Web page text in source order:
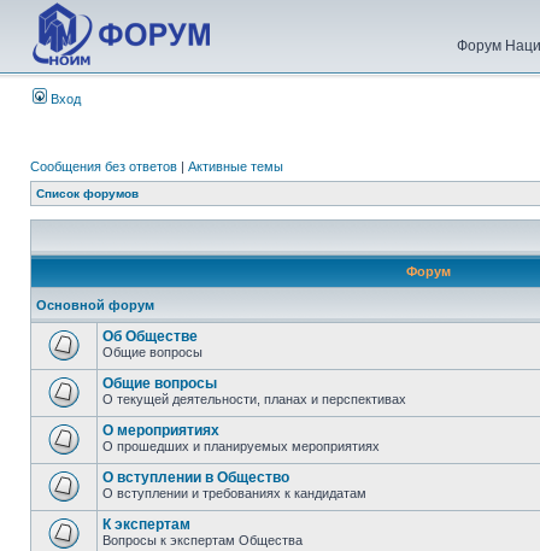
Форум
Вход
Сообщения без ответов | Активные темы
Список форумов
Форум
Основной форум
Об Обществе
Общие вопросы
Общие вопросы
О текущей деятельности, планах и перспективах
О мероприятиях
О прошедших и планируемых мероприятиях
О вступлении в Общество
О вступлении и требованиях к кандидатам
К экспертам
Вопросы к экспертам Общества